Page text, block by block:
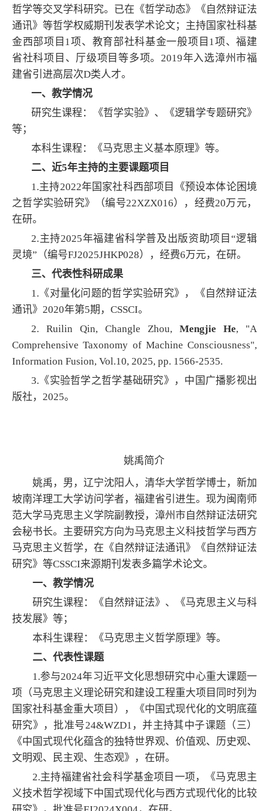
哲学等交叉学科研究。已在《哲学动态》《自然辩证法
通讯》等哲学权威期刊发表学术论文；主持国家社科基
金西部项目1项、教育部社科基金一般项目1项、福建
省社科项目、厅级项目等多项。2019年入选漳州市福
建省引进高层次D类人才。
一、教学情况
研究生课程：《哲学实验》、《逻辑学专题研究》
等；
本科生课程：《马克思主义基本原理》等。
二、近5年主持的主要课题项目
1.主持2022年国家社科西部项目《预设本体论困境
之哲学实验研究》（编号22XZX016），经费20万元，
在研。
2.主持2025年福建省科学普及出版资助项目“逻辑
灵境”（编号FJ2025JHKP028），经费6万元，在研。
三、代表性科研成果
1.《对量化问题的哲学实验研究》，《自然辩证法
通讯》2020年第5期，CSSCI。
2.
Ruilin Qin, Changle Zhou, Mengjie He, "A
Comprehensive Taxonomy of Machine Consciousness",
Information Fusion, Vol.10, 2025, pp. 1566-2535.
3.《实验哲学之哲学基础研究》，中国广播影视出
版社，2025。
姚禹简介
姚禹，男，辽宁沈阳人，清华大学哲学博士，新加
坡南洋理工大学访问学者，福建省引进生。现为闽南师
范大学马克思主义学院副教授，漳州市自然辩证法研究
会秘书长。主要研究方向为马克思主义科技哲学与西方
马克思主义哲学，在《自然辩证法通讯》《自然辩证法
研究》等CSSCI来源期刊发表多篇学术论文。
一、教学情况
研究生课程：《自然辩证法》、《马克思主义与科
技发展》等；
本科生课程：《马克思主义哲学原理》等。
二、代表性课题
1.参与2024年习近平文化思想研究中心重大课题一
项（马克思主义理论研究和建设工程重大项目同时列为
国家社科基金重大项目），《中国式现代化的文明底蕴
研究》，批准号24&WZD1 ，并主持其中子课题（三）
《中国式现代化蕴含的独特世界观、价值观、历史观、
文明观、民主观、生态观》，在研。
2.主持福建省社会科学基金项目一项，《马克思主
义技术哲学视域下中国式现代化与西方式现代化的比较